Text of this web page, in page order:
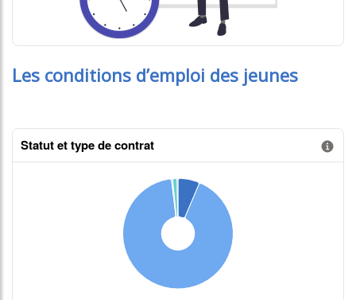
Les conditions d’emploi des jeunes
Statut et type de contrat